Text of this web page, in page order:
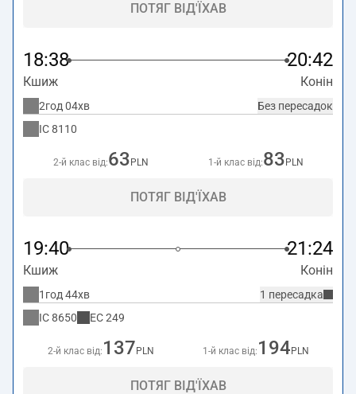
ПОТЯГ ВІД'ЇХАВ
18:38 20:42
Кшиж Конін
Без пересадок
2год 04хв
IC8110
2-й клас від:63 PLN 1-й клас від:83 PLN
ПОТЯГ ВІД'ЇХАВ
19:40 21:24
Кшиж Конін
1 пересадка
1год 44хв
IC8650 EC249
2-й клас від: 137 PLN 1-й клас від: 194 PLN
ПОТЯГ ВІД'ЇХАВ